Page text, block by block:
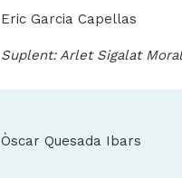
Eric Garcia Capellas
Suplent: Arlet Sigalat
Òscar Quesada Ibars